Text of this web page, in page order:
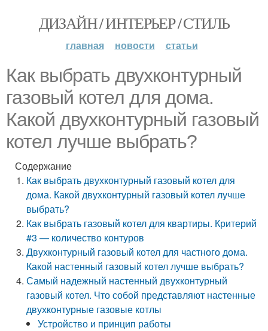
ДИЗАЙН / ИНТЕРЬЕР / СТИЛЬ
главная новости статьи
Как выбрать двухконтурный
газовый котел для дома.
Какой двухконтурный газовый
котел лучше выбрать?
Содержание
Как выбрать двухконтурный газовый котел для
дома. Какой двухконтурный газовый котел лучше
выбрать?
Как выбрать газовый котел для квартиры. Критерий
#3 — количество контуров
Двухконтурный газовый котел для частного дома.
Какой настенный газовый котел лучше выбрать?
Самый надежный настенный двухконтурный
газовый котел. Что собой представляют настенные
двухконтурные газовые котлы
Устройство и принцип работы